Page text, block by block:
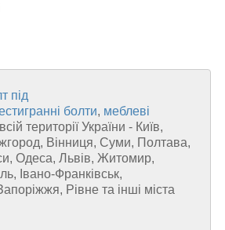
під
болти, меблеві
території України - Київ,
Вінниця, Суми, Полтава,
Одеса, Львів, Житомир,
Івано-Франківськ,
Рівне та інші міста